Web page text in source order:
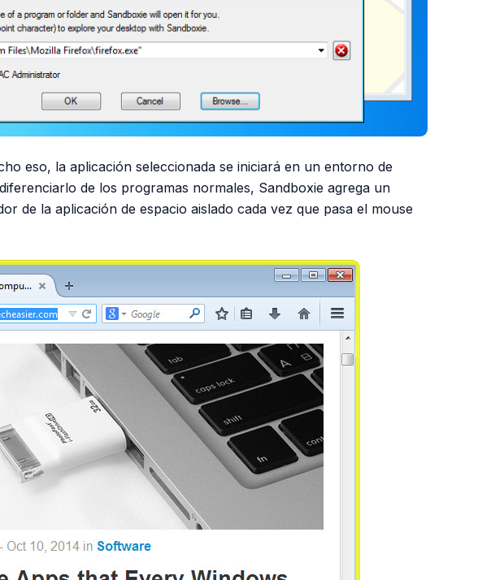
eso, la aplicación seleccionada se iniciará en un entorno de
de los programas normales, Sandboxie agrega un
de la aplicación de espacio aislado cada vez que pasa el mouse